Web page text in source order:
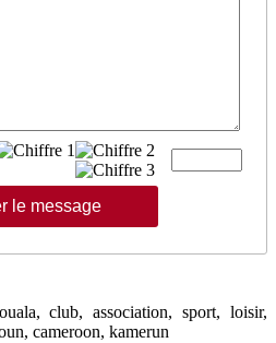
club, association, sport, loisir,
cameroon, kamerun